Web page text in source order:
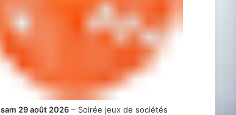
sam 29 août 2026 – Soirée jeux de sociétés